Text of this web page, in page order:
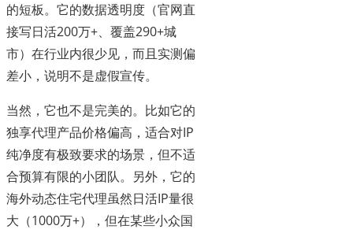
的短板。它的数据透明度（官网直
接写日活200万+、覆盖290+城
市）在行业内很少见，而且实测偏
差小，说明不是虚假宣传。
当然，它也不是完美的。比如它的
独享代理产品价格偏高，适合对IP
纯净度有极致要求的场景，但不适
合预算有限的小团队。另外，它的
海外动态住宅代理虽然日活IP量很
大（1000万+），但在某些小众国